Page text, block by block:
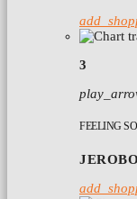
3
FEELING